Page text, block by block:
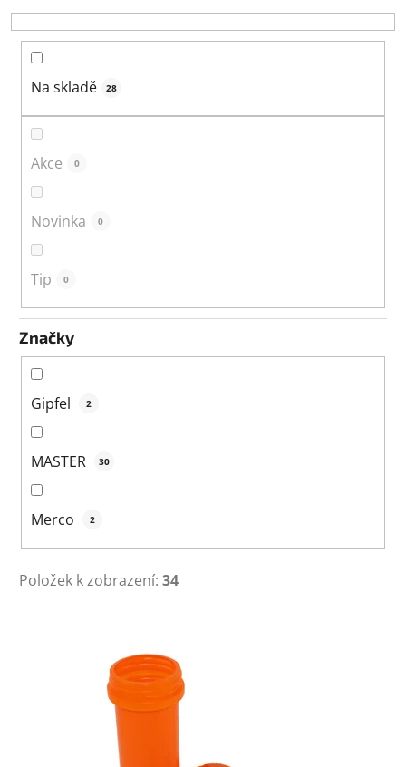
o
d
Na skladě 28
Akce 0
Novinka 0
Tip 0
Značky
Gipfel 2
MASTER 30
Merco 2
Položek k zobrazení: 34